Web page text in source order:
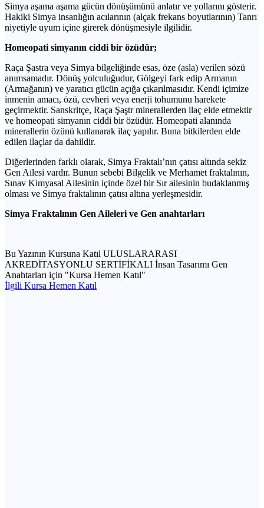
Simya aşama aşama gücün dönüşümünü anlatır ve yollarını gösterir.
Hakiki Simya insanlığın acılarının (alçak frekans boyutlarının) Tanrı
niyetiyle uyum içine girerek dönüşmesiyle ilgilidir.
Homeopati simyanın ciddi bir özüdür;
Raça Şastra veya Simya bilgeliğinde esas, öze (asla) verilen sözü
anımsamadır. Dönüş yolculuğudur, Gölgeyi fark edip Armanın
(Armağanın) ve yaratıcı gücün açığa çıkarılmasıdır. Kendi içimize
inmenin amacı, özü, cevheri veya enerji tohumunu harekete
geçirmektir. Sanskritçe, Raça Şaştr minerallerden ilaç elde etmektir
ve homeopati simyanın ciddi bir özüdür. Homeopati alanında
minerallerin özünü kullanarak ilaç yapılır. Buna bitkilerden elde
edilen ilaçlar da dahildir.
Diğerlerinden farklı olarak, Simya Fraktalı’nın çatısı altında sekiz
Gen Ailesi vardır. Bunun sebebi Bilgelik ve Merhamet fraktalının,
Sınav Kimyasal Ailesinin içinde özel bir Sır ailesinin budaklanmış
olması ve Simya fraktalının çatısı altına yerleşmesidir.
Simya Fraktalının Gen Aileleri ve Gen anahtarları
Bu Yazının Kursuna Katıl ULUSLARARASI
AKREDİTASYONLU SERTİFİKALI İnsan Tasarımı Gen
Anahtarları için "Kursa Hemen Katıl"
İlgili Kursa Hemen Katıl